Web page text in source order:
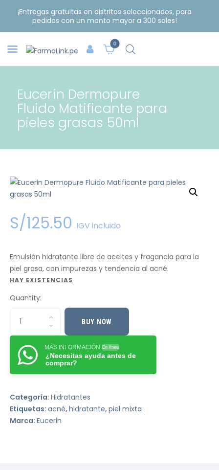
¡Entregas gratuitas en distritos seleccionados, para
pedidos con un monto mayor a 300 soles!
0
Eucerin Dermopure
Fluido Matificante para
pieles grasas 50ml
S/125.50 IGV incluido
Emulsión hidratante libre de aceites y fragancia para la
piel grasa, con impurezas y tendencia al acné.
HAY EXISTENCIAS
Quantity:
BUY NOW
MÁS INFORMACIÓN En línea
¿Necesitas ayuda antes de
comprar?
Categoría: Hidratantes
Etiquetas: acné, hidratante, piel mixta
Marca: Eucerin